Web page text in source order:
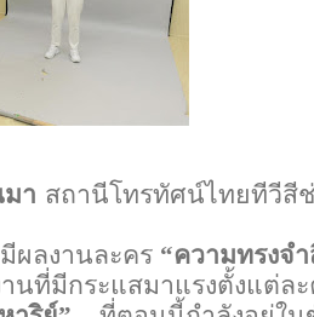
า สถานีโทรทัศน์ไทยทีวีสี
ผลงานละคร “ความทรงจำ
ที่มีกระแสมาแรงตั้งแต่ละ